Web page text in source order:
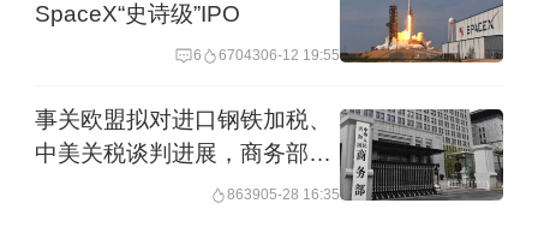
SpaceX“史诗级”IPO
6 6704306-12 19:55
事关欧盟拟对进口钢铁加税、
中美关税谈判进展，商务部最
863905-28 16:35